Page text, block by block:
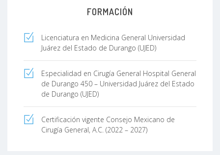
FORMACIÓN
Licenciatura en Medicina General Universidad
Juárez del Estado de Durango (UJED)
Especialidad en Cirugía General Hospital General
de Durango 450 – Universidad Juárez del Estado
de Durango (UJED)
Certificación vigente Consejo Mexicano de
Cirugía General, A.C. (2022 – 2027)